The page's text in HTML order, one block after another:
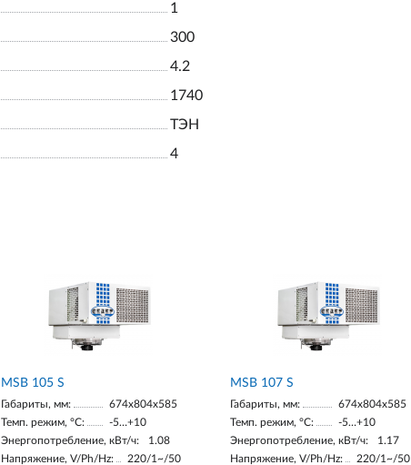
1
300
4.2
1740
ТЭН
4
MSB 105 S
Габариты, мм:
674х804х585
Темп. режим, °С:
-5…+10
Энергопотребление, кВт/ч:
1.08
Напряжение, V/Ph/Hz:
220/1~/50
MSB 107 S
Габариты, мм:
674х804х585
Темп. режим, °С:
-5…+10
Энергопотребление, кВт/ч:
1.17
Напряжение, V/Ph/Hz:
220/1~/50